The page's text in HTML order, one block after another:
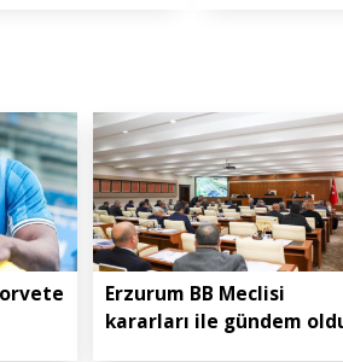
Erzurum BB Meclisi
kararları ile gündem